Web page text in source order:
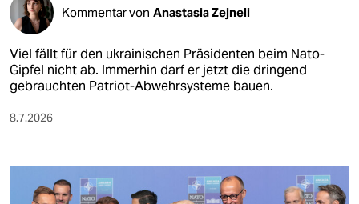
Kommentar von Anastasia Zejneli
Viel fällt für den ukrainischen Präsidenten beim Nato-
Gipfel nicht ab. Immerhin darf er jetzt die dringend
gebrauchten Patriot-Abwehrsysteme bauen.
8.7.2026